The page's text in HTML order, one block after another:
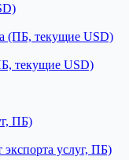
(ПБ, текущие USD)
текущие USD)
ПБ)
услуг, ПБ)